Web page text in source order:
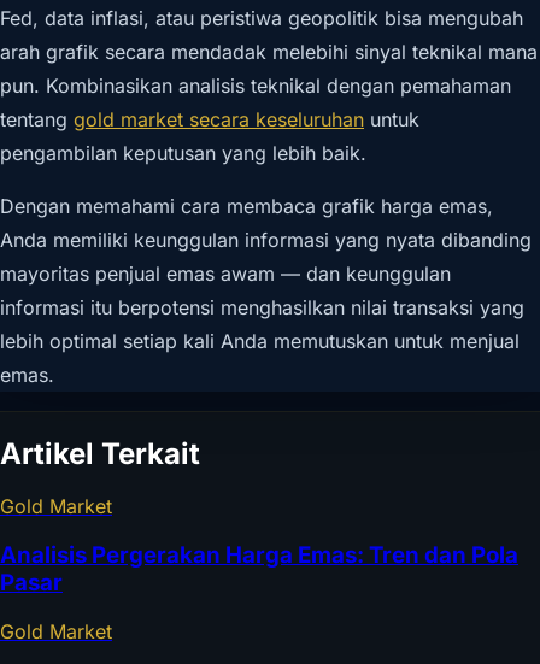
Fed, data inflasi, atau peristiwa geopolitik bisa mengubah
arah grafik secara mendadak melebihi sinyal teknikal mana
pun. Kombinasikan analisis teknikal dengan pemahaman
tentang gold market secara keseluruhan untuk
pengambilan keputusan yang lebih baik.
Dengan memahami cara membaca grafik harga emas,
Anda memiliki keunggulan informasi yang nyata dibanding
mayoritas penjual emas awam — dan keunggulan
informasi itu berpotensi menghasilkan nilai transaksi yang
lebih optimal setiap kali Anda memutuskan untuk menjual
emas.
Artikel Terkait
Gold Market
Analisis Pergerakan Harga Emas: Tren dan Pola
Pasar
Gold Market